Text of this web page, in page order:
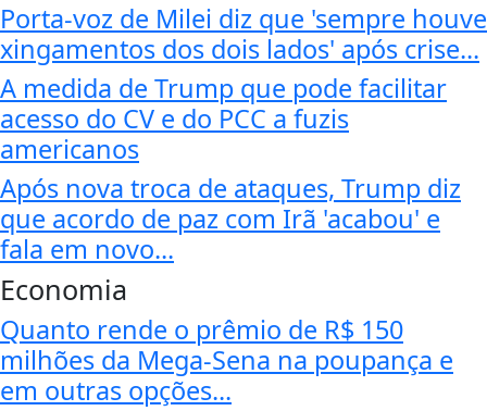
Porta-voz de Milei diz que 'sempre houve
xingamentos dos dois lados' após crise...
A medida de Trump que pode facilitar
acesso do CV e do PCC a fuzis
americanos
Após nova troca de ataques, Trump diz
que acordo de paz com Irã 'acabou' e
fala em novo...
Economia
Quanto rende o prêmio de R$ 150
milhões da Mega-Sena na poupança e
em outras opções...